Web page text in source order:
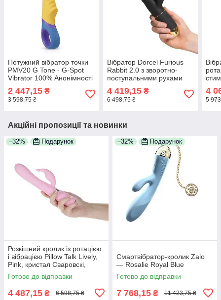
Потужний вібратор точки
PMV20 G Tone - G-Spot
Vibrator 100% Анонімності
2 447,15 ₴
3 598,75 ₴
Вібратор Dorcel Furious
Rabbit 2.0 з зворотно-
поступальними рухами
перезаряджається 100%
Анонімності
4 419,15₴
6 498,75 ₴
4
5
Акційні пропозиції та новинки
–32% Подарунок
Розкішний кролик із ротацією
і вібрацією Pillow Talk Lively,
Pink, кристал Сваровскі,
потрійний відріст
Готово до відправки
4 487,15 ₴ 6 598,75 ₴
–32% Подарунок
Смартвібратор-кролик Zalo
— Rosalie Royal Blue
Готово до відправки
7 768,15 ₴ 11 423,75 ₴